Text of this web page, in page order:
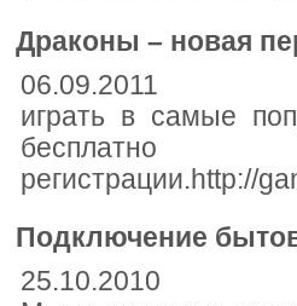
Драконы – новая
06.09.2011
играть в самые
регистрации.http://
Подключение
25.10.2010